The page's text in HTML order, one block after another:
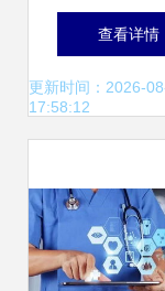
领 天津“十四
间制造业立市
展之路
查看详情
更新时间：2026-
17:58:12